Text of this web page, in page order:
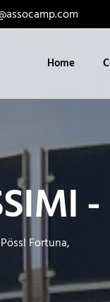
Home
Fortuna,